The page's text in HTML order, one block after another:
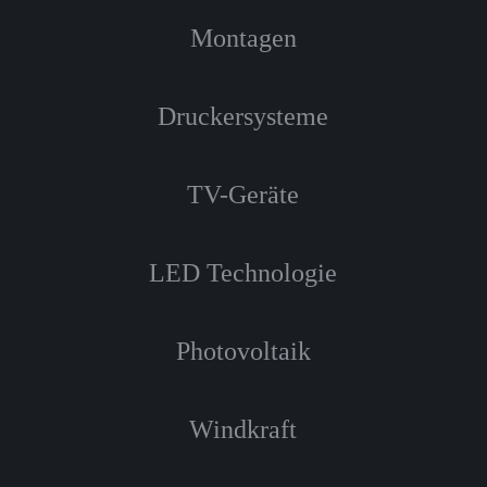
Montagen
Druckersysteme
TV-Geräte
LED Technologie
Photovoltaik
Windkraft